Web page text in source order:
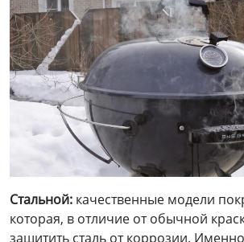
Стальной: качественные модели
которая, в отличие от обычной
защитить сталь от коррозии.